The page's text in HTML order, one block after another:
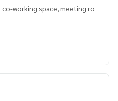
working space, meeting ro
bridge, Max value etc.ne